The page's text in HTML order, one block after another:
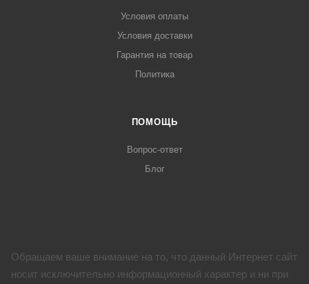
Условия оплаты
Условия доставки
Гарантия на товар
Политика
ПОМОЩЬ
Вопрос-ответ
Блог
Обращаем ваше внимание на то, что данный Интернет сайт
носит исключительно информационный характер и ни при